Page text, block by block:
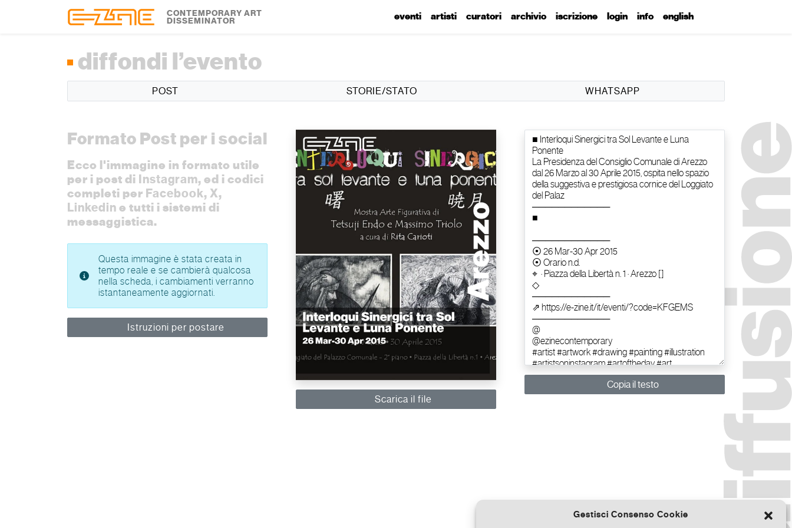
Gestisci Consenso Cookie
CONTEMPORARY ART
DISSEMINATOR eventi artisti curatori archivio iscrizione login info english
diffondi l’evento
POST STORIE/STATO WHATSAPP
Formato Post per i social
Ecco l'immagine in formato utile
per i post di Instagram, ed i codici
completi per Facebook, X,
Linkedin e tutti i sistemi di
messaggistica.
Questa immagine è stata creata in
tempo reale e se cambierà qualcosa
nella scheda, i cambiamenti verranno
istantaneamente aggiornati.
Istruzioni per postare
Scarica il file
Copia il testo